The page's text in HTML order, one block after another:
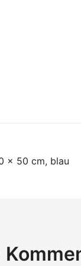
x 50 cm, blau